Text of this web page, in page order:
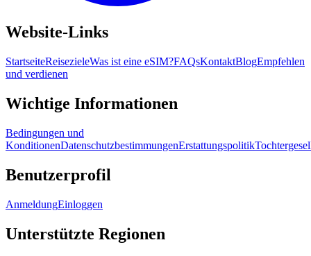
Website-Links
StartseiteReisezieleWas ist eine eSIM?FAQsKontaktBlogEmpfehlen
und verdienen
Wichtige Informationen
Bedingungen und
KonditionenDatenschutzbestimmungenErstattungspolitik
Benutzerprofil
AnmeldungEinloggen
Unterstützte Regionen